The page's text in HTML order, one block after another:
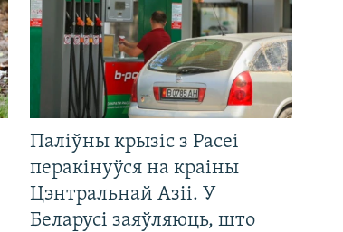
Паліўны крызіс з Расеі
перакінуўся на краіны
Цэнтральнай Азіі. У
Беларусі заяўляюць, што